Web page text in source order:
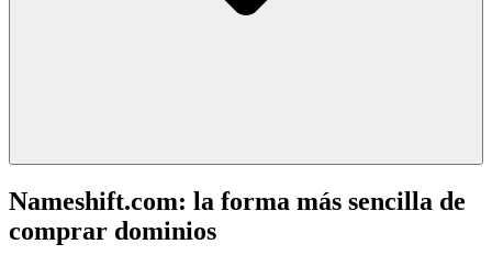
Nameshift.com: la forma más sencilla de
comprar dominios